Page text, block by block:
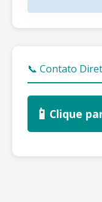
📞 Contato
📱 Clique